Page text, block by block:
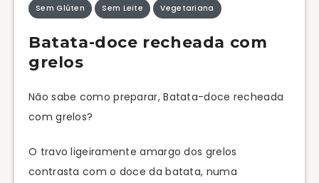
Sem Glúten Sem Leite Vegetariana
Batata-doce recheada com
grelos
Não sabe como preparar, Batata-doce recheada
com grelos?
O travo ligeiramente amargo dos grelos
contrasta com o doce da batata, numa